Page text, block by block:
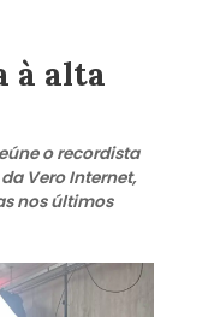
à alta
o recordista
Vero Internet,
nos últimos